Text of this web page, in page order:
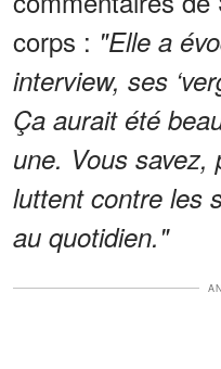
corps : "Elle a
interview, ses
Ça aurait été
une. Vous savez,
luttent contre les
au quotidien."